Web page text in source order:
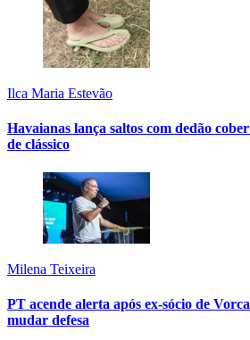
Ilca Maria Estevão
Havaianas lança saltos com dedão
de clássico
Milena Teixeira
PT acende alerta após ex-sócio de
mudar defesa